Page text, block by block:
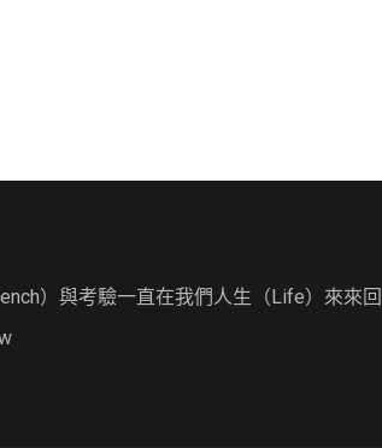
）與考驗一直在我們人生（Life）來來